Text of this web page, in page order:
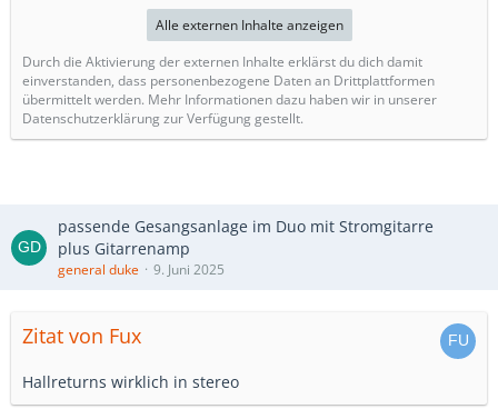
Alle externen Inhalte anzeigen
Durch die Aktivierung der externen Inhalte erklärst du dich damit
einverstanden, dass personenbezogene Daten an Drittplattformen
übermittelt werden. Mehr Informationen dazu haben wir in unserer
Datenschutzerklärung zur Verfügung gestellt.
passende Gesangsanlage im Duo mit Stromgitarre
plus Gitarrenamp
general duke 9. Juni 2025
Zitat von Fux
Hallreturns wirklich in stereo